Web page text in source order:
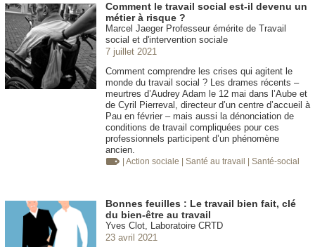
Comment le travail social est-il devenu un
métier à risque ?
Marcel Jaeger Professeur émérite de Travail
social et d'intervention sociale
7 juillet 2021
Comment comprendre les crises qui agitent le
monde du travail social ? Les drames récents –
meurtres d’Audrey Adam le 12 mai dans l’Aube et
de Cyril Pierreval, directeur d’un centre d’accueil à
Pau en février – mais aussi la dénonciation de
conditions de travail compliquées pour ces
professionnels participent d’un phénomène
ancien.
| Action sociale | Santé au travail | Santé-social
Bonnes feuilles : Le travail bien fait, clé
du bien-être au travail
Yves Clot, Laboratoire CRTD
23 avril 2021